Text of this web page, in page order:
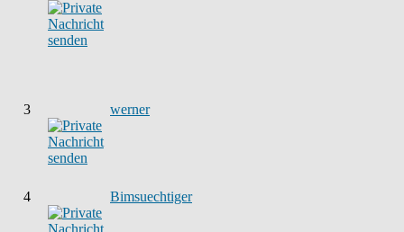
3 werner
4 Bimsuechtiger